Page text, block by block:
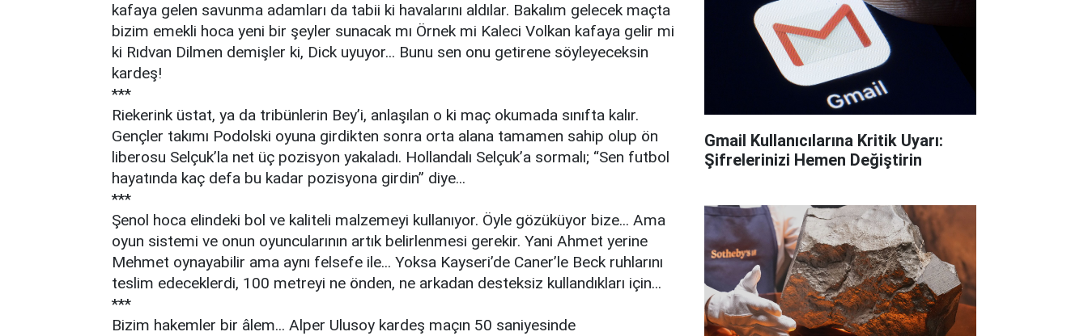
kafaya gelen savunma adamları da tabii ki havalarını aldılar. Bakalım gelecek maçta
bizim emekli hoca yeni bir şeyler sunacak mı Örnek mi Kaleci Volkan kafaya gelir mi
ki Rıdvan Dilmen demişler ki, Dick uyuyor... Bunu sen onu getirene söyleyeceksin
kardeş!
***
Riekerink üstat, ya da tribünlerin Bey’i, anlaşılan o ki maç okumada sınıfta kalır.
Gençler takımı Podolski oyuna girdikten sonra orta alana tamamen sahip olup ön
liberosu Selçuk’la net üç pozisyon yakaladı. Hollandalı Selçuk’a sormalı; “Sen futbol
hayatında kaç defa bu kadar pozisyona girdin” diye...
***
Şenol hoca elindeki bol ve kaliteli malzemeyi kullanıyor. Öyle gözüküyor bize... Ama
oyun sistemi ve onun oyuncularının artık belirlenmesi gerekir. Yani Ahmet yerine
Mehmet oynayabilir ama aynı felsefe ile... Yoksa Kayseri’de Caner’le Beck ruhlarını
teslim edeceklerdi, 100 metreyi ne önden, ne arkadan desteksiz kullandıkları için...
***
Bizim hakemler bir âlem... Alper Ulusoy kardeş maçın 50 saniyesinde
Gmail Kullanıcılarına Kritik Uyarı:
Şifrelerinizi Hemen Değiştirin